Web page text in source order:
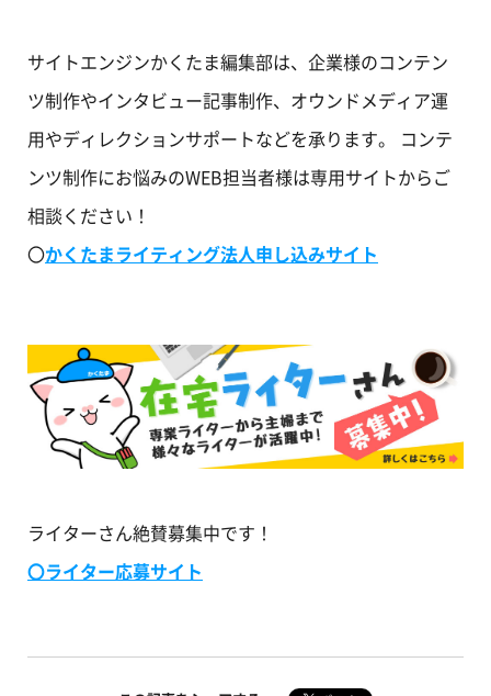
サイトエンジンかくたま編集部は、企業様のコンテン
ツ制作やインタビュー記事制作、オウンドメディア運
用やディレクションサポートなどを承ります。 コンテ
ンツ制作にお悩みのWEB担当者様は専用サイトからご
相談ください！
〇かくたまライティング法人申し込みサイト
ライターさん絶賛募集中です！
〇ライター応募サイト